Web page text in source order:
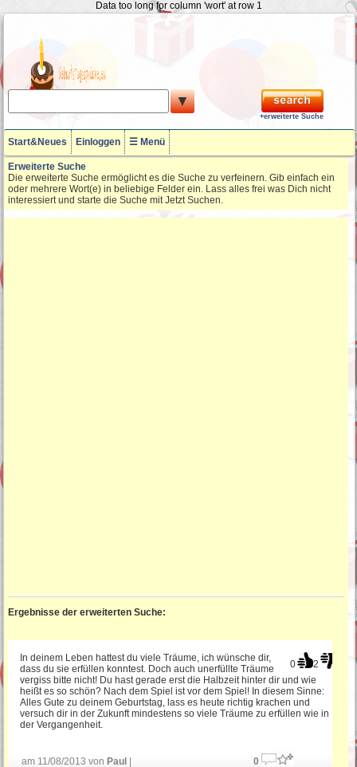
Data too long for column 'wort' at row 1
▼
+erweiterte Suche
Start&Neues Einloggen ☰ Menü
Erweiterte Suche
Die erweiterte Suche ermöglicht es die Suche zu verfeinern. Gib einfach ein
oder mehrere Wort(e) in beliebige Felder ein. Lass alles frei was Dich nicht
interessiert und starte die Suche mit Jetzt Suchen.
Ergebnisse der erweiterten Suche:
0 2
In deinem Leben hattest du viele Träume, ich wünsche dir,
dass du sie erfüllen konntest. Doch auch unerfüllte Träume
vergiss bitte nicht! Du hast gerade erst die Halbzeit hinter dir und wie
heißt es so schön? Nach dem Spiel ist vor dem Spiel! In diesem Sinne:
Alles Gute zu deinem Geburtstag, lass es heute richtig krachen und
versuch dir in der Zukunft mindestens so viele Träume zu erfüllen wie in
der Vergangenheit.
am 11/08/2013 von Paul 0